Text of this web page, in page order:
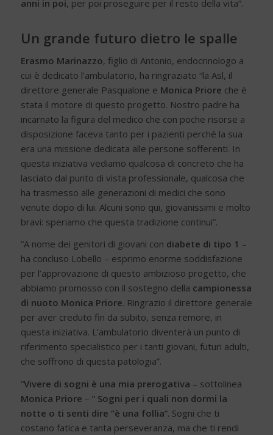
anni in poi, per poi proseguire per il resto della vita”.
Un grande futuro dietro le spalle
Erasmo Marinazzo, figlio di Antonio, endocrinologo a
cui è dedicato l’ambulatorio, ha ringraziato “la Asl, il
direttore generale Pasqualone e Monica Priore che è
stata il motore di questo progetto. Nostro padre ha
incarnato la figura del medico che con poche risorse a
disposizione faceva tanto per i pazienti perché la sua
era una missione dedicata alle persone sofferenti. In
questa iniziativa vediamo qualcosa di concreto che ha
lasciato dal punto di vista professionale, qualcosa che
ha trasmesso alle generazioni di medici che sono
venute dopo di lui. Alcuni sono qui, giovanissimi e molto
bravi: speriamo che questa tradizione continui”.
“A nome dei genitori di giovani con diabete di tipo 1 –
ha concluso Lobello – esprimo enorme soddisfazione
per l’approvazione di questo ambizioso progetto, che
abbiamo promosso con il sostegno della campionessa
di nuoto Monica Priore. Ringrazio il direttore generale
per aver creduto fin da subito, senza remore, in
questa iniziativa. L’ambulatorio diventerà un punto di
riferimento specialistico per i tanti giovani, futuri adulti,
che soffrono di questa patologia”.
“Vivere di sogni è una mia prerogativa – sottolinea
Monica Priore – “ Sogni per i quali non dormi la
notte o ti senti dire “è una follia“. Sogni che ti
costano fatica e tanta perseveranza, ma che ti rendi